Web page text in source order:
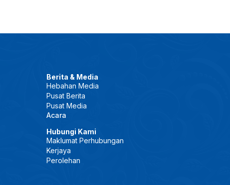
Berita & Media
Hebahan Media
Pusat Berita
Pusat Media
Acara
Hubungi Kami
Maklumat Perhubungan
Kerjaya
Perolehan